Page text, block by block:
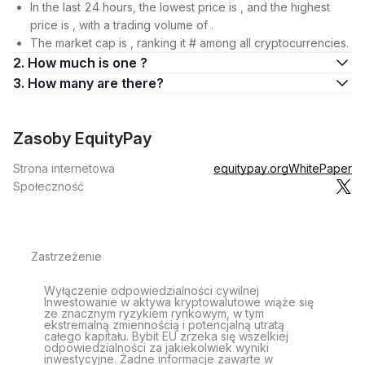
In the last 24 hours, the lowest price is , and the highest
price is , with a trading volume of .
The market cap is , ranking it # among all cryptocurrencies.
2. How much is one ?
3. How many are there?
Zasoby EquityPay
Strona internetowa equitypay.orgWhitePaper
Społeczność
Zastrzeżenie
Wyłączenie odpowiedzialności cywilnej
Inwestowanie w aktywa kryptowalutowe wiąże się
ze znacznym ryzykiem rynkowym, w tym
ekstremalną zmiennością i potencjalną utratą
całego kapitału. Bybit EU zrzeka się wszelkiej
odpowiedzialności za jakiekolwiek wyniki
inwestycyjne. Żadne informacje zawarte w